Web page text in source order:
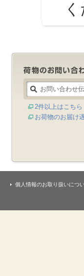
2件以上はこちら
お荷物のお届け
個人情報のお取り扱いにつ